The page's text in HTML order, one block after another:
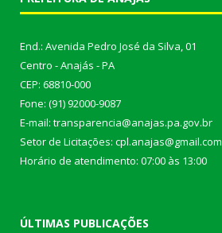
End.: Avenida Pedro José da Silva, 01
Centro - Anajás - PA
CEP: 68810-000
Fone: (91) 92000-9087
E-mail: transparencia@anajas.pa.gov.br
Setor de Licitações: cpl.anajas@gmail.com
Horário de atendimento: 07:00 às 13:00
ÚLTIMAS PUBLICAÇÕES